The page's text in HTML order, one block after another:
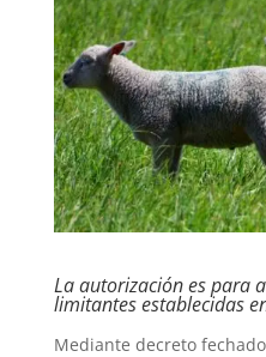
La autorización es para
limitantes establecidas
Mediante decreto